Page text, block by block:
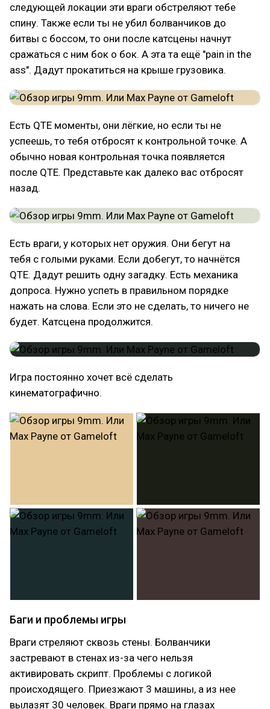
следующей локации эти враги обстреляют тебе
спину. Также если ты не убил болванчиков до
битвы с боссом, то они после катсцены начнут
сражаться с ним бок о бок. А эта та ещё "pain in the
ass". Дадут прокатиться на крыше грузовика.
Есть QTE моменты, они лёгкие, но если ты не
успеешь, то тебя отбросят к контрольной точке. А
обычно новая контрольная точка появляется
после QTE. Представьте как далеко вас отбросят
назад.
Есть враги, у которых нет оружия. Они бегут на
тебя с голыми руками. Если добегут, то начнётся
QTE. Дадут решить одну загадку. Есть механика
допроса. Нужно успеть в правильном порядке
нажать на слова. Если это не сделать, то ничего не
будет. Катсцена продолжится.
Игра постоянно хочет всё сделать
кинематографично.
Баги и проблемы игры
Враги стреляют сквозь стены. Болванчики
застревают в стенах из-за чего нельзя
активировать скрипт. Проблемы с логикой
происходящего. Приезжают 3 машины, а из нее
вылазят 30 человек. Враги прямо на глазах